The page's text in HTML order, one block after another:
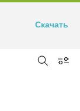
Скачать